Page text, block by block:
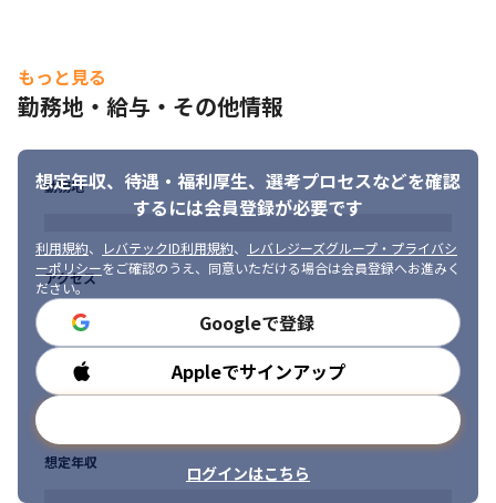
◤＝＝＝＝＝＝＝＝＝＝＝◥
なぜ希望を叶えられるの？
2025年10月現在では約6,500名以上のエンジニアと共に日本の社
会を支えております。
一方で、今後も安定した経営基盤を持った事業運営を見込んでい
まだまだ、エンジニア一人ひとりの技術力向上が不可欠です。
また、直近では案件の一部で受託開発が実現するなど、業態の変
化も起こっています。
技術力を向上させるために、最も重要なのは「モチベーショ
ン」。
そのため当社では、エンジニアが最も力を発揮し、
スキルアップできる環境を提供することを大切にしています。
◤＝＝＝＝＝＝＝＝◥
総合力を高める制度
◣＝＝＝＝＝＝＝＝◢
もっと見る
勤務地・給与・その他情報
想定年収、待遇・福利厚生、 選考プロセスなどを確認
するには会員登録が必要です
利用規約、 レバテックID利用規約、
レバレジーズグループ・プライバシ
ーポリシーをご確認のうえ、同意いただける場合は会員登録へお進みく
ださい。
Googleで登録
Appleでサインアップ
ログインはこちら
勤務地
アクセス
勤務時間
想定年収